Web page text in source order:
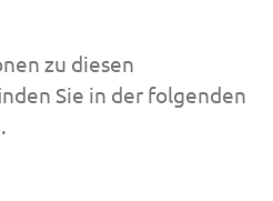
zu diesen
Sie in der folgenden